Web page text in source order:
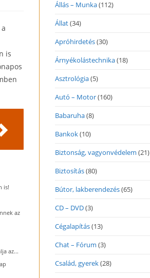
is
is!
az
az...
Állás – Munka(112)
Állat(34)
Apróhirdetés(30)
Árnyékolástechnika(18)
Asztrológia(5)
Autó – Motor(160)
Babaruha(8)
Bankok(10)
Biztonság, vagyonvédelem (21)
Biztosítás(80)
Bútor, lakberendezés(65)
CD – DVD(3)
Cégalapítás(13)
Chat – Fórum (3)
Család, gyerek(28)